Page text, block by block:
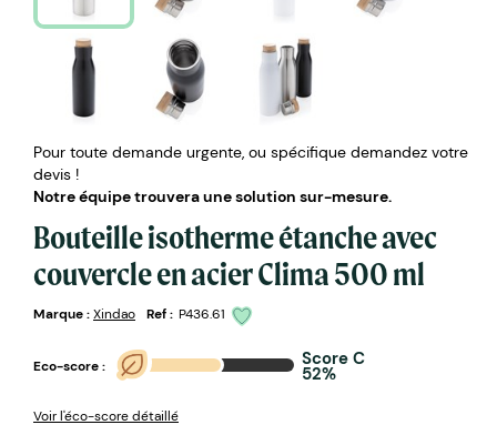
Pour toute demande urgente, ou spécifique demandez votre
devis !
Notre équipe trouvera une solution sur-mesure.
Bouteille isotherme étanche avec
couvercle en acier Clima 500 ml
Marque :Xindao Ref : P436.61
Eco-score : Score C
52%
Voir l'éco-score détaillé